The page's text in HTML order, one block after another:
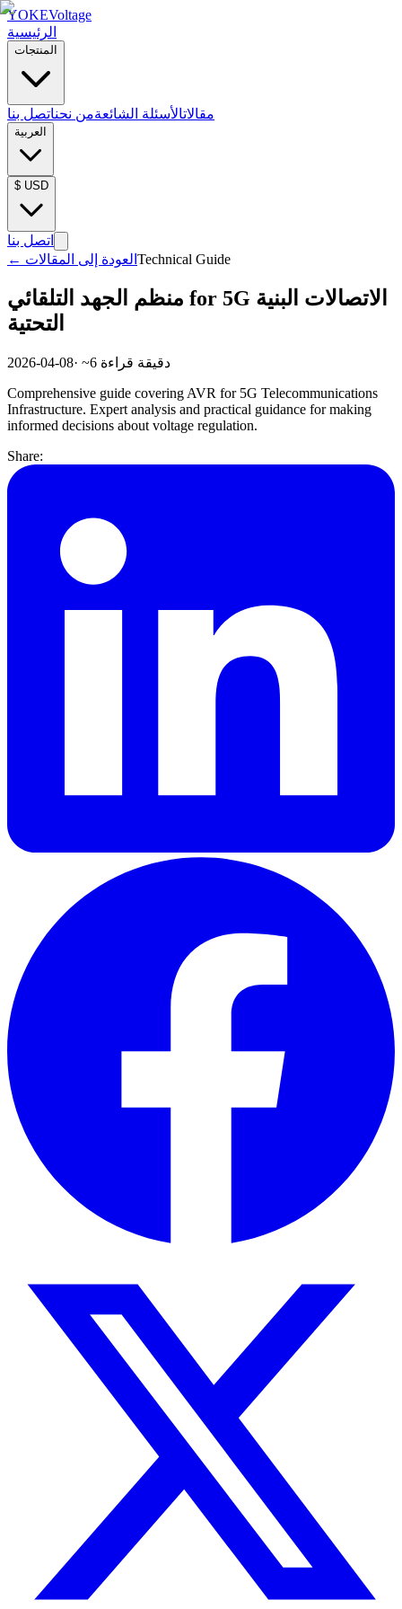
YOKEVoltage
الرئيسية
المنتجات
مقالاتالأسئلة الشائعةمن نحناتصل بنا
العربية
$ USD
اتصل بنا
← العودة إلى المقالات Technical Guide
منظم الجهد التلقائي for 5G الاتصالات البنية
التحتية
2026-04-08· ~6 دقيقة قراءة
Comprehensive guide covering AVR for 5G Telecommunications
Infrastructure. Expert analysis and practical guidance for making
informed decisions about voltage regulation.
Share: